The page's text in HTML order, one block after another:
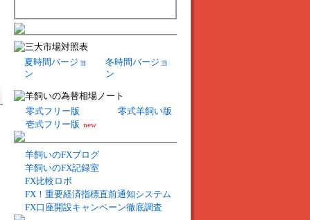
夏時間バージョ
ン
冬時間バージョ
ン
零式フリー版
零式羊飼い版
壱式フリー版 new
羊飼いのFXブログ
羊飼いのFX記録室
FX比較ロボ
FX！重要経済指標直前通知システム
FX口座開設キャンペーン徹底調査